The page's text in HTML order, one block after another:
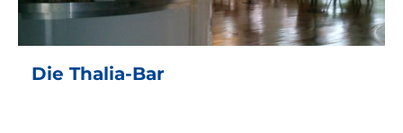
Die Thalia-Bar